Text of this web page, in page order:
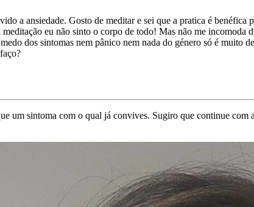
a ansiedade. Gosto de meditar e sei que a pratica é
eu não sinto o corpo de todo! Mas não me
dos sintomas nem pânico nem nada do género só é muito
um sintoma com o qual já convives. Sugiro que continue